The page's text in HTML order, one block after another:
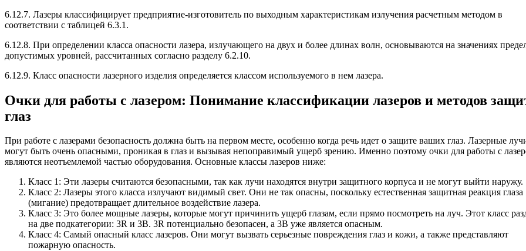
6.12.7. Лазеры классифицирует предприятие-изготовитель по выходным характеристикам излучения расчетным методом в
соответствии с таблицей 6.3.1.
6.12.8. При определении класса опасности лазера, излучающего на двух и более длинах волн, основываются на значениях
допустимых уровней, рассчитанных согласно разделу 6.2.10.
6.12.9. Класс опасности лазерного изделия определяется классом используемого в нем лазера.
Очки для работы с лазером: Понимание классификации лазеров и методов
глаз
При работе с лазерами безопасность должна быть на первом месте, особенно когда речь идет о защите ваших глаз. Лазерные
могут быть очень опасными, проникая в глаз и вызывая непоправимый ущерб зрению. Именно поэтому очки для работы с
являются неотъемлемой частью оборудования. Основные классы лазеров ниже:
Класс 1: Эти лазеры считаются безопасными, так как лучи находятся внутри защитного корпуса и не могут выйти наружу.
Класс 2: Лазеры этого класса излучают видимый свет. Они не так опасны, поскольку естественная защитная реакция глаза
(мигание) предотвращает длительное воздействие лазера.
Класс 3: Это более мощные лазеры, которые могут причинить ущерб глазам, если прямо посмотреть на луч. Этот класс
на две подкатегории: 3R и 3B. 3R потенциально безопасен, а 3B уже является опасным.
Класс 4: Самый опасный класс лазеров. Они могут вызвать серьезные повреждения глаз и кожи, а также представляют
пожарную опасность.